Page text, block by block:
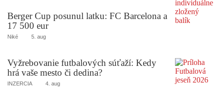
Berger Cup posunul latku: FC Barcelona a
17 500 eur
Niké 5. aug
Vyžrebovanie futbalových súťaží: Kedy
hrá vaše mesto či dedina?
INZERCIA 4. aug